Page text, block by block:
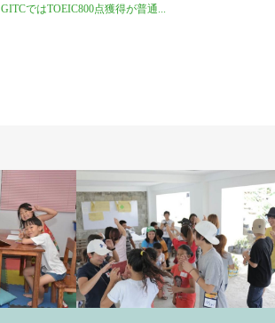
GITCではTOEIC800点獲得が普通...